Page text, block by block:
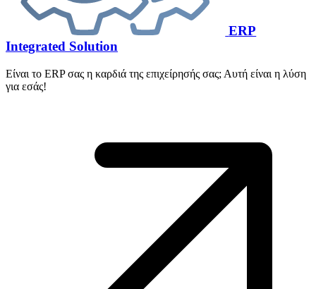
ERP
Integrated Solution
Είναι το ERP σας η καρδιά της επιχείρησής σας; Αυτή είναι η λύση
για εσάς!